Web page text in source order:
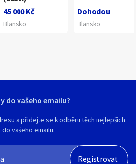
45 000 Kč
Blansko
Dohodou
Blansko
do vašeho emailu?
a přidejte se k odběru těch nejlepších
vašeho emailu.